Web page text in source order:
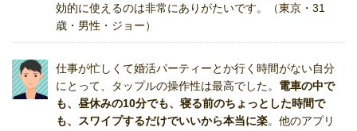
効的に使えるのは非常にありがたいです。（東京・31
歳・男性・ジョー）
仕事が忙しくて婚活パーティーとか行く時間がない自分
にとって、タップルの操作性は最高でした。 電車の中で
も、昼休みの10分でも、寝る前のちょっとした時間で
も、スワイプするだけでいいから本当に楽。他のアプリ